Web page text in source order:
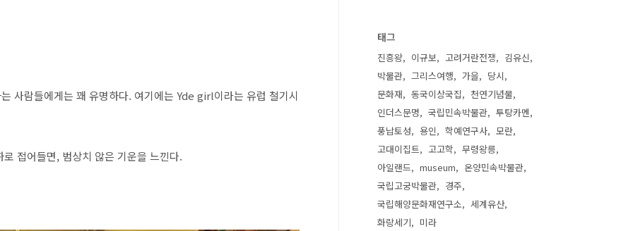
사람들에게는 꽤 유명하다. 여기에는 Yde girl이라는 유럽 철기시
접어들면, 범상치 않은 기운을 느낀다.
태그
진흥왕 이규보 고려거란전쟁
김유신
박물관
그리스여행 가을
당시
문화재
동국이상국집
천연기념물
인더스문명
국립민속박물관
투탕카멘
풍납토성
용인 학예연구사
모란
고대이집트
고고학
무령왕릉
아일랜드
museum
온양민속박물관
국립고궁박물관
경주
국립해양문화재연구소
세계유산
화랑세기
미라